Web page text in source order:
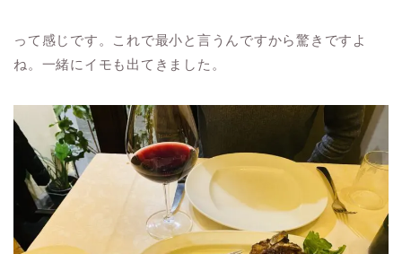
って感じです。これで最小と言うんですから驚きですよ
ね。一緒にイモも出てきました。